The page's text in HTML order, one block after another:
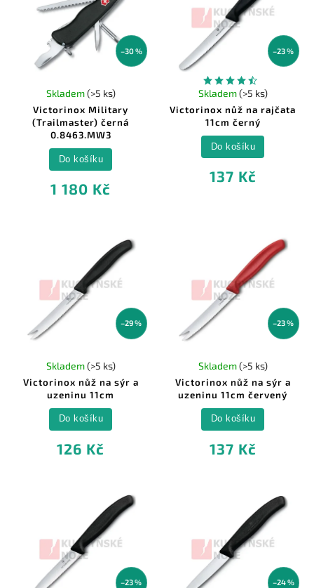
–30 %
Victorinox Military
(Trailmaster) černá
0.8463.MW3
Skladem(>5 ks)
1 180 Kč
Do košíku
–23 %
Victorinox nůž na rajčata
11cm černý
Skladem(>5 ks)
137 Kč
Do košíku
–29 %
Victorinox nůž na sýr a
uzeninu 11cm
Skladem(>5 ks)
126 Kč
Do košíku
–23 %
Victorinox nůž na sýr a
uzeninu 11cm červený
Skladem(>5 ks)
137 Kč
Do košíku
–23 % –24 %